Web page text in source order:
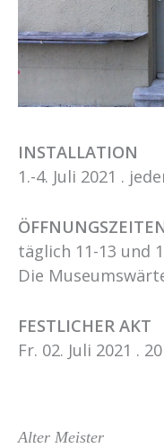
INSTALLATION
1.-4. Juli 2021 .
täglich 11-13 und
Die
FESTLICHER AKT
Fr. 02. Juli 2021 .
Alter Meister